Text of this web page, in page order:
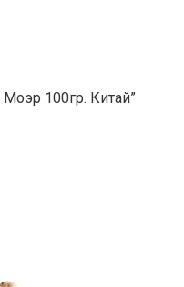
100гр. Китай”